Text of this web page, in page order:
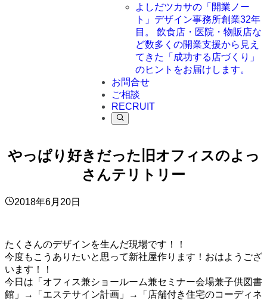
よしだツカサの「開業ノー
ト」 デザイン事務所創業32年
目。 飲食店・医院・物販店な
ど数多くの開業支援から見え
てきた「成功する店づくり」
のヒントをお届けします。
お問合せ
ご相談
RECRUIT
やっぱり好きだった旧オフィスのよっ
さんテリトリー
2018年6月20日
たくさんのデザインを生んだ現場です！！
今度もこうありたいと思って新社屋作ります！おはようござ
います！！
今日は「オフィス兼ショールーム兼セミナー会場兼子供図書
館」→「エステサイン計画」→「店舗付き住宅のコーディネ